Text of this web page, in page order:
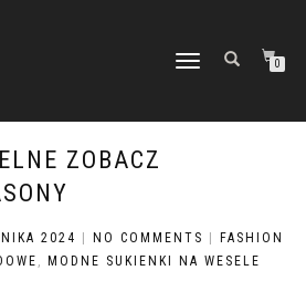
TOGGLE
0
ZOBACZ
2024 NO COMMENTS
FASHION
, MODNE SUKIENKI NA WESELE